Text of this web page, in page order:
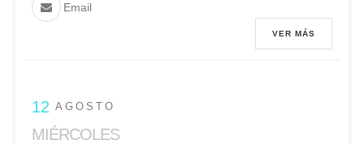
Email
VER MÁS
12 AGOSTO
MIÉRCOLES